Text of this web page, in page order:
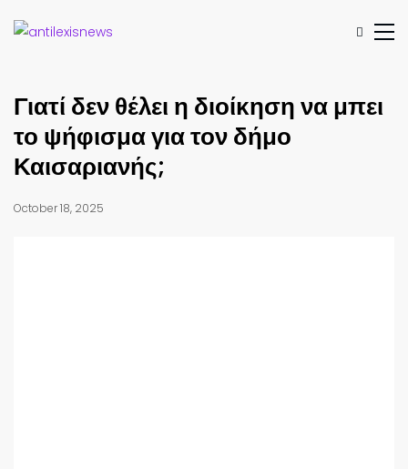
Γιατί δεν θέλει η διοίκηση να μπει
το ψήφισμα για τον δήμο
Καισαριανής;
October 18, 2025